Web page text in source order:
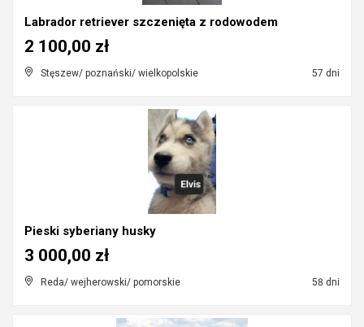
Labrador retriever szczenięta z rodowodem
Stęszew/ poznański/ wielkopolskie 57 dni
2 100,00 zł
Pieski syberiany husky
Reda/ wejherowski/ pomorskie 58 dni
3 000,00 zł